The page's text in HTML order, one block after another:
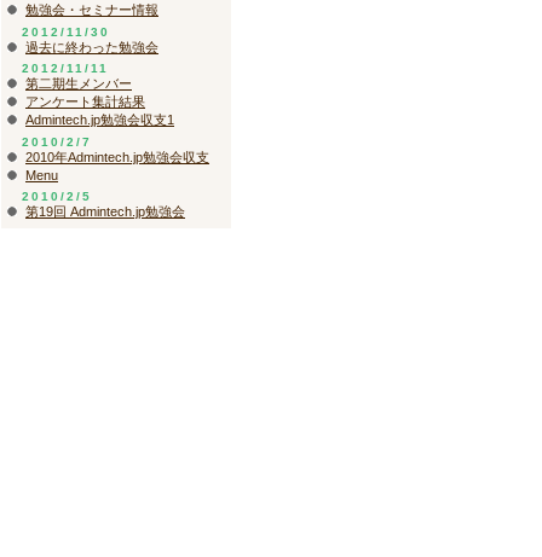
勉強会・セミナー情報
2012/11/30
過去に終わった勉強会
2012/11/11
第二期生メンバー
アンケート集計結果
Admintech.jp勉強会収支1
2010/2/7
2010年Admintech.jp勉強会収支
Menu
2010/2/5
第19回 Admintech.jp勉強会